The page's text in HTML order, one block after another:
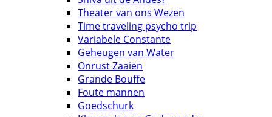
Theater van ons Wezen
Time traveling psycho trip
Variabele Constante
Geheugen van Water
Onrust Zaaien
Grande Bouffe
Foute mannen
Goedschurk